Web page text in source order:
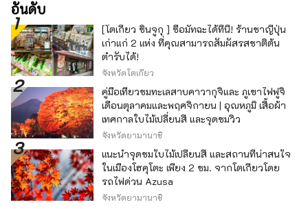
อันดับ
[โตเกียว ชินจูกุ ] ซื้อมัทฉะได้ที่นี่! ร้านชาญี่ปุ่น
เก่าแก่ 2 แห่ง ที่คุณสามารถสัมผัสรสชาติต้น
ตำรับได้!
จังหวัดโตเกียว
คู่มือเที่ยวชมทะเลสาบคาวากุจิและ ภูเขาไฟฟูจิ
เดือนตุลาคมและพฤศจิกายน | อุณหภูมิ เสื้อผ้า
เทศกาลใบไม้เปลี่ยนสี และจุดชมวิว
จังหวัดยามานาชิ
แนะนำจุดชมใบไม้เปลี่ยนสี และสถานที่น่าสนใจ
ในเมืองโฮคุโตะ เพียง 2 ชม. จากโตเกียวโดย
รถไฟด่วน Azusa
จังหวัดยามานาชิ